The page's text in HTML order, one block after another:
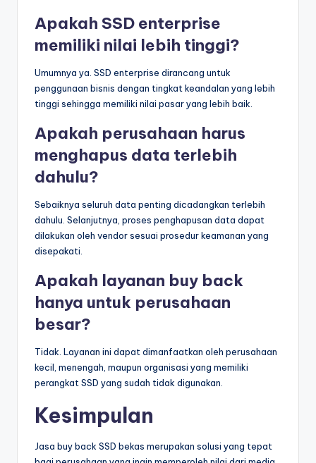
Apakah SSD enterprise
memiliki nilai lebih tinggi?
Umumnya ya. SSD enterprise dirancang untuk
penggunaan bisnis dengan tingkat keandalan yang lebih
tinggi sehingga memiliki nilai pasar yang lebih baik.
Apakah perusahaan harus
menghapus data terlebih
dahulu?
Sebaiknya seluruh data penting dicadangkan terlebih
dahulu. Selanjutnya, proses penghapusan data dapat
dilakukan oleh vendor sesuai prosedur keamanan yang
disepakati.
Apakah layanan buy back
hanya untuk perusahaan
besar?
Tidak. Layanan ini dapat dimanfaatkan oleh perusahaan
kecil, menengah, maupun organisasi yang memiliki
perangkat SSD yang sudah tidak digunakan.
Kesimpulan
Jasa buy back SSD bekas merupakan solusi yang tepat